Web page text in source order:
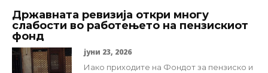
Државната ревизија откри многу
слабости во работењето на пензискиот
фонд
јуни 23, 2026
Иако приходите на Фондот за пензиско и